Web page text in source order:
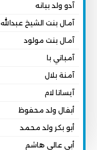
آدو ولد ببانه
آمال بنت الشيخ عبدالله
آمال بنت مولود
آمباتي با
آمنة بلال
آيساتا لام
أبفال ولد محفوظ
أبو بكر ولد محمد
أبي عالي هاشم